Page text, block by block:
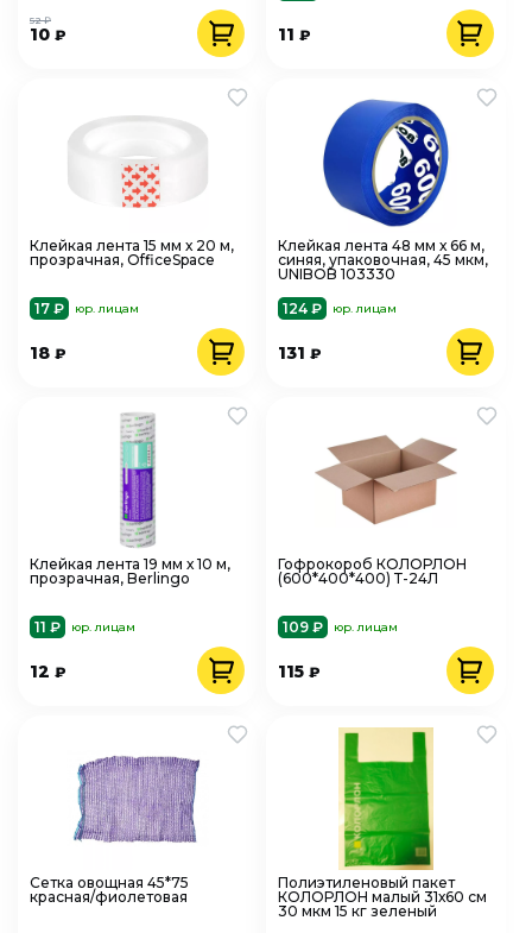
10 ₽
52 ₽
11₽
Клейкая лента 15 мм х 20 м,
прозрачная, OfficeSpace
17 ₽ юр. лицам
18 ₽
Клейкая лента 48 мм х 66 м,
синяя, упаковочная, 45 мкм,
UNIBOB 103330
124 ₽
юр. лицам
131₽
Клейкая лента 19 мм х 10 м,
прозрачная, Berlingo
11 ₽ юр. лицам
12 ₽
Гофрокороб КОЛОРЛОН
(600*400*400) Т-24Л
109 ₽ юр. лицам
115₽
Сетка овощная 45*75
красная/фиолетовая
Полиэтиленовый пакет
КОЛОРЛОН малый 31х60 см
30 мкм 15 кг зеленый